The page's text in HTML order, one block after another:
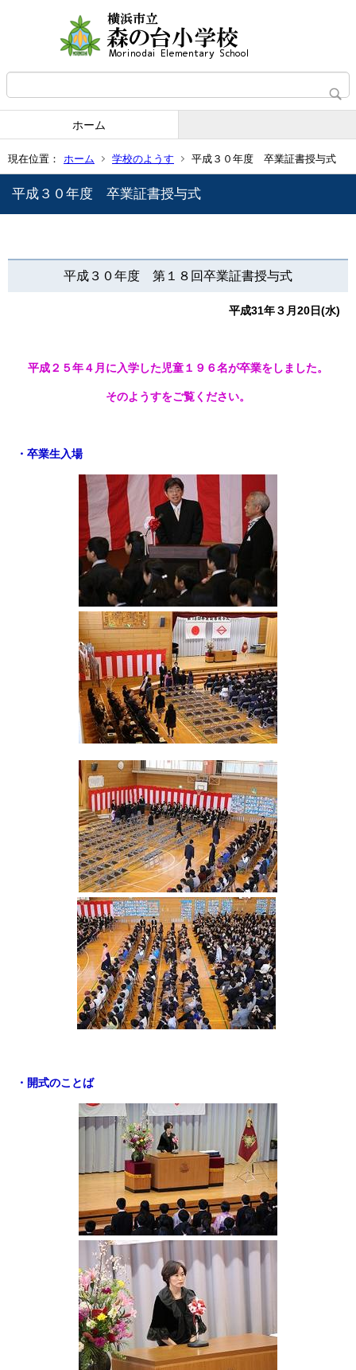
ホーム
現在位置： ホーム 学校のようす 平成３０年度 卒業証書授与式
平成３０年度 卒業証書授与式
平成３０年度 第１８回卒業証書授与式
平成31年３月20日(水)
平成２５年４月に入学した児童１９６名が卒業をしました。
そのようすをご覧ください。
・卒業生入場
・開式のことば